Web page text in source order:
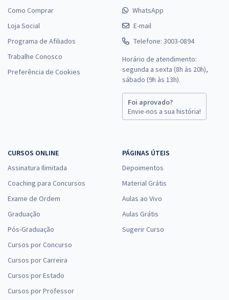
Como Comprar
Loja Social
Programa de Afiliados
Trabalhe Conosco
Preferência de Cookies
WhatsApp
E-mail
Telefone: 3003-0894
Horário de atendimento:
segunda a sexta (8h às 20h),
sábado (9h às 13h).
Foi aprovado?
Envie-nos a sua história!
CURSOS ONLINE
Assinatura Ilimitada
Coaching para Concursos
Exame de Ordem
Graduação
Pós-Graduação
Cursos por Concurso
Cursos por Carreira
Cursos por Estado
Cursos por Professor
PÁGINAS ÚTEIS
Depoimentos
Material Grátis
Aulas ao Vivo
Aulas Grátis
Sugerir Curso